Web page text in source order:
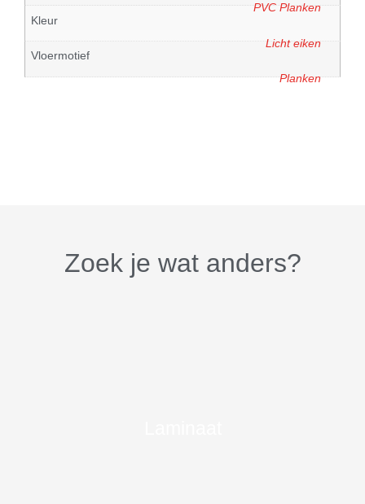
PVC Planken
Kleur
Licht eiken
Vloermotief
Planken
Zoek je wat anders?